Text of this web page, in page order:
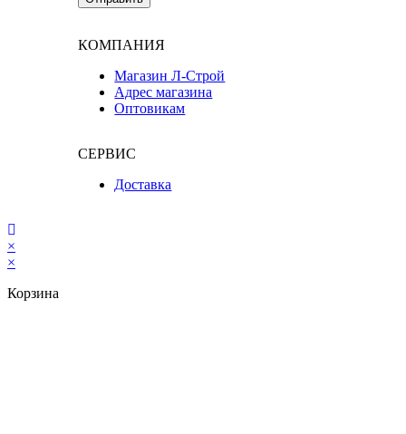
КОМПАНИЯ
Магазин Л-Строй
Адрес магазина
Оптовикам
СЕРВИС
Доставка
×
×
Корзина